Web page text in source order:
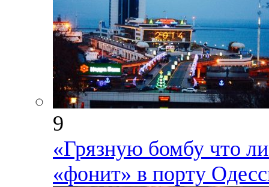
9
«Грязную бомбу что ли
«фонит» в порту